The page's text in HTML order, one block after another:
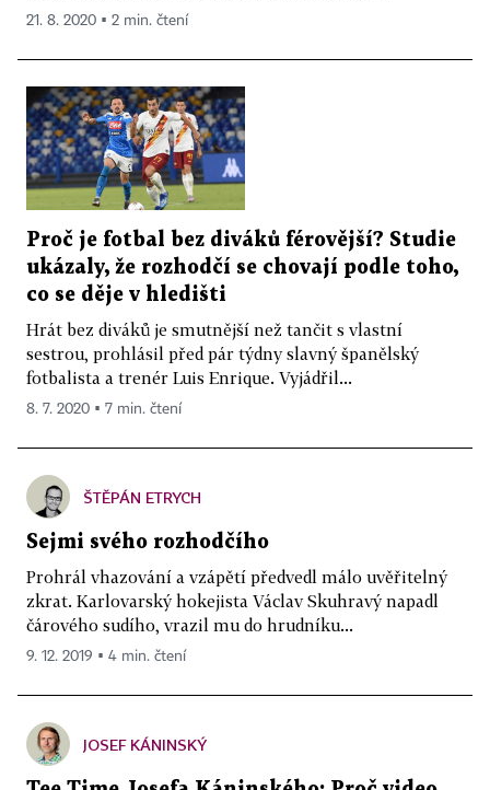
21. 8. 2020 ▪ 2 min. čtení
Proč je fotbal bez diváků férovější? Studie
ukázaly, že rozhodčí se chovají podle toho,
co se děje v hledišti
Hrát bez diváků je smutnější než tančit s vlastní
sestrou, prohlásil před pár týdny slavný španělský
fotbalista a trenér Luis Enrique. Vyjádřil...
8. 7. 2020 ▪ 7 min. čtení
ŠTĚPÁN ETRYCH
Sejmi svého rozhodčího
Prohrál vhazování a vzápětí předvedl málo uvěřitelný
zkrat. Karlovarský hokejista Václav Skuhravý napadl
čárového sudího, vrazil mu do hrudníku...
9. 12. 2019 ▪ 4 min. čtení
JOSEF KÁNINSKÝ